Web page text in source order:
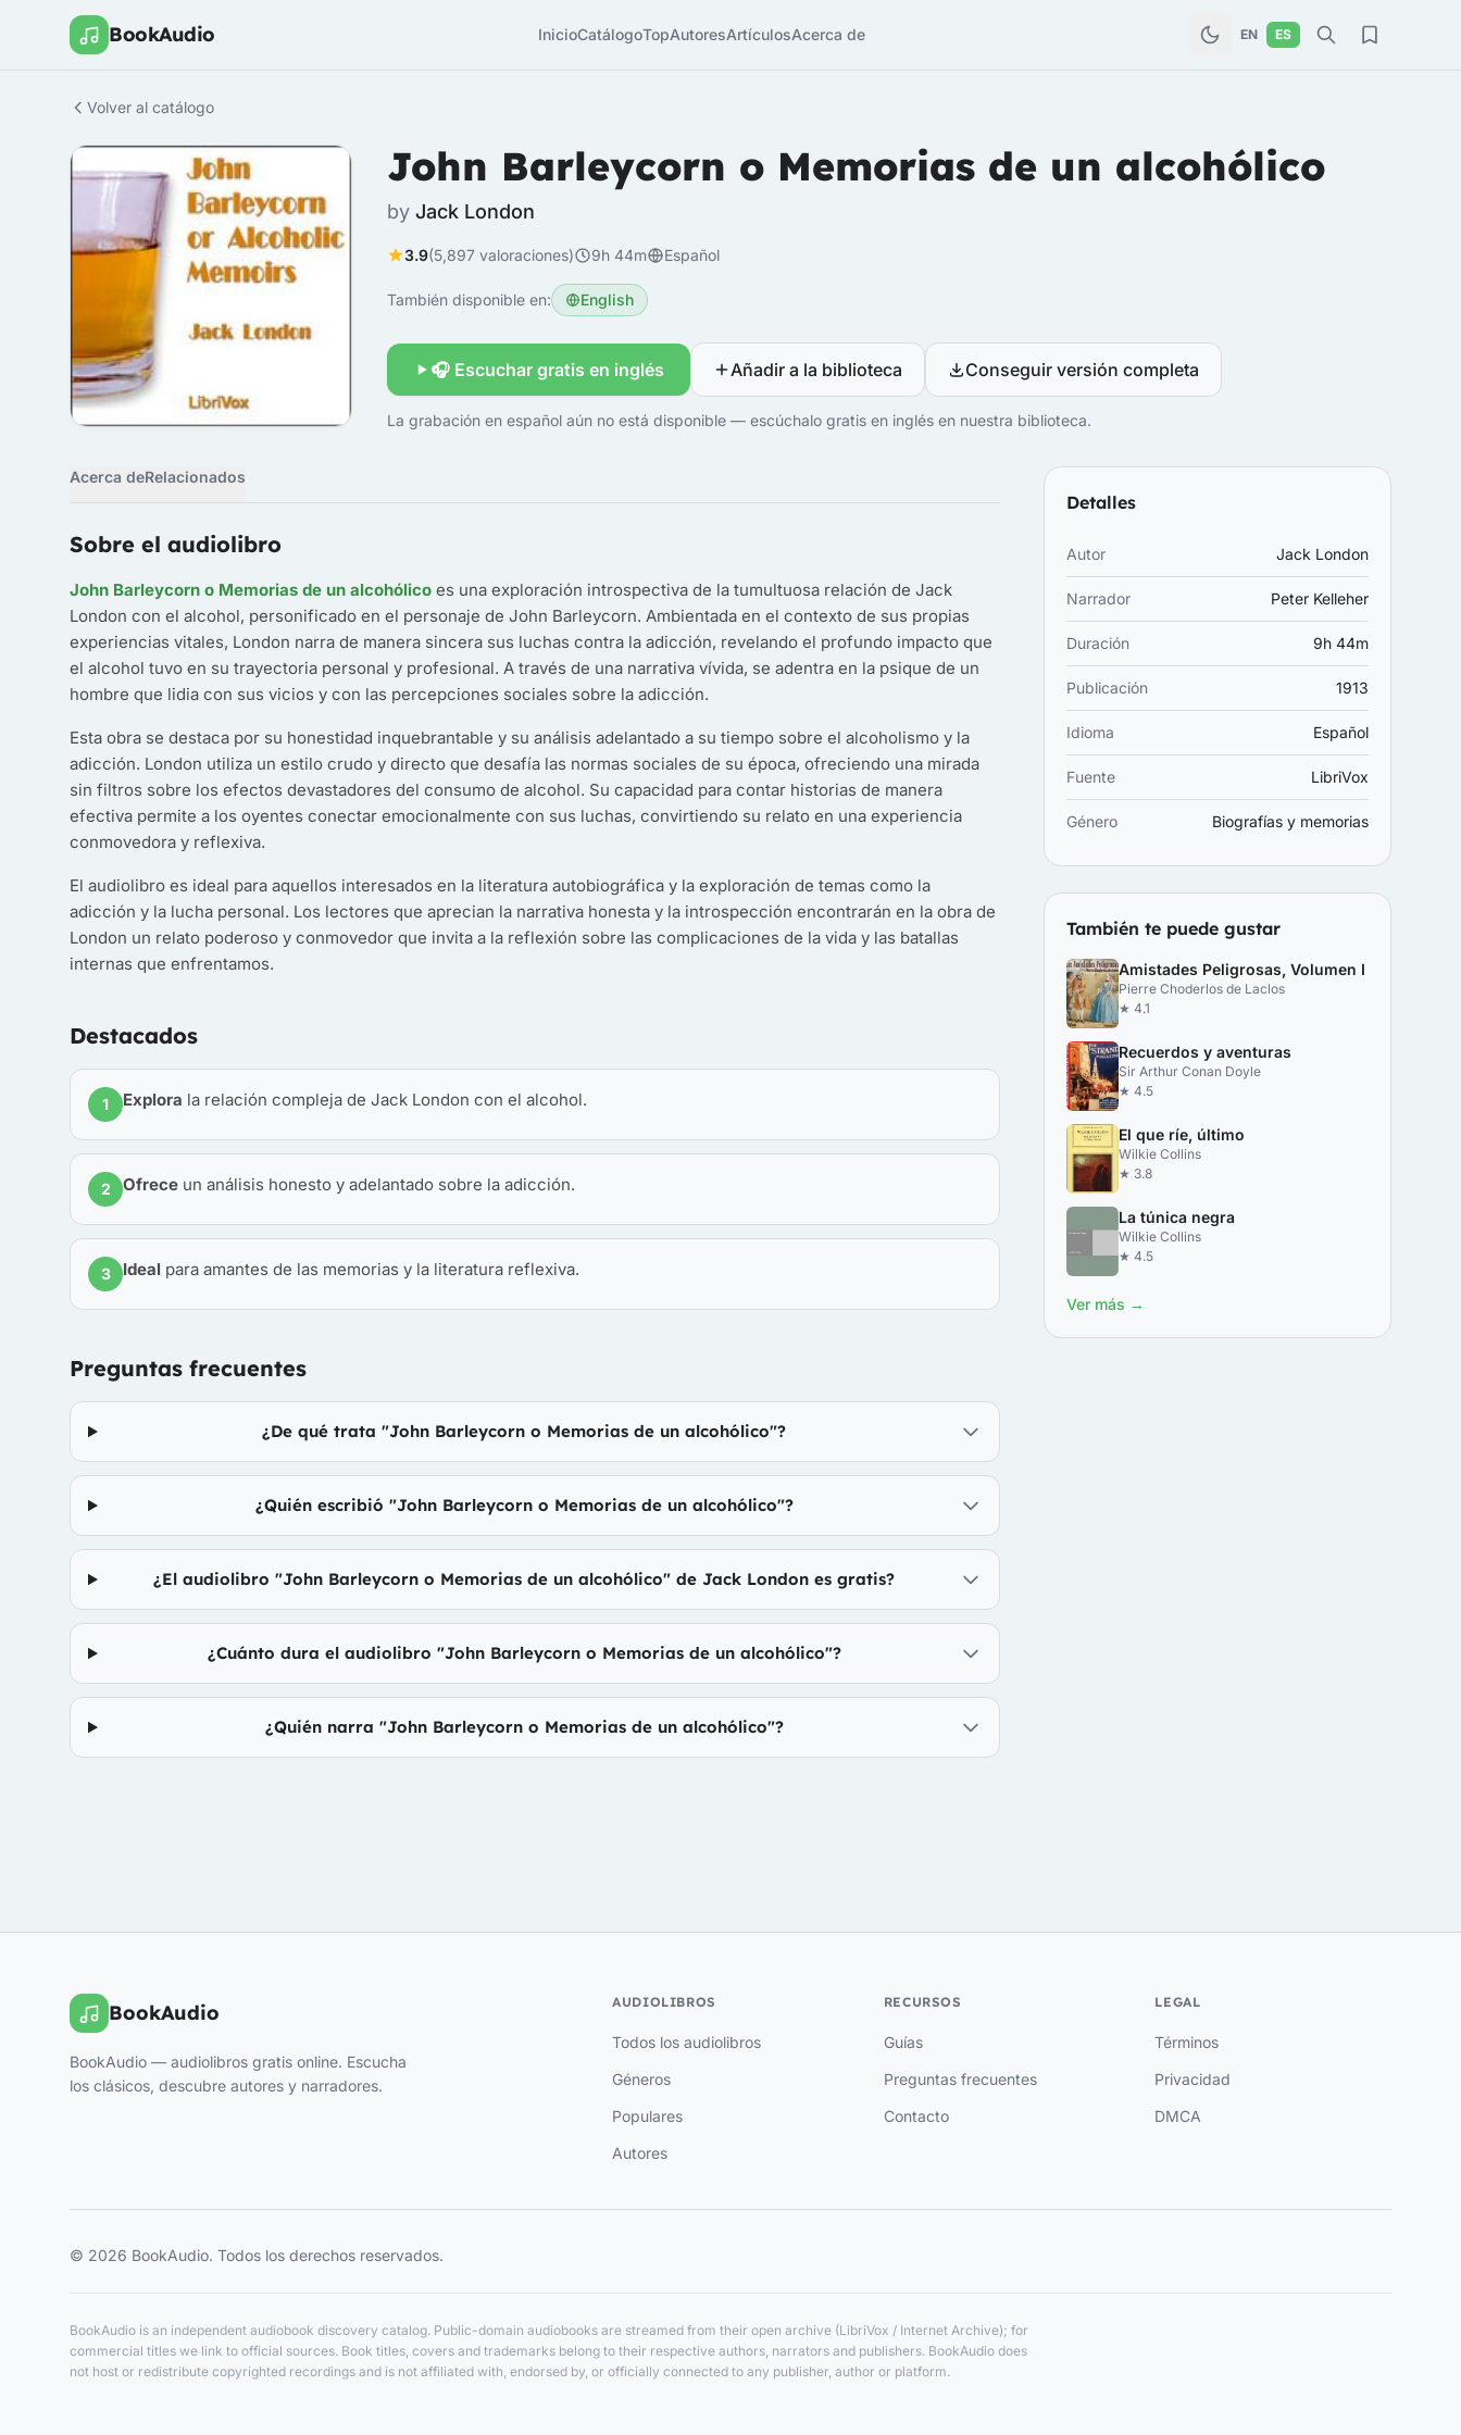
BookAudio InicioCatálogoTopAutoresArtículosAcerca de EN ES
Volver al catálogo
John Barleycorn o Memorias de un alcohólico
by Jack London
3.9(5,897 valoraciones) 9h 44m Español
También disponible en: English
🎧 Escuchar gratis en inglés Añadir a la biblioteca Conseguir versión completa
La grabación en español aún no está disponible — escúchalo gratis en inglés en nuestra biblioteca.
Acerca deRelacionados
Sobre el audiolibro
John Barleycorn o Memorias de un alcohólico es una exploración introspectiva de la tumultuosa relación de Jack
London con el alcohol, personificado en el personaje de John Barleycorn. Ambientada en el contexto de sus propias
experiencias vitales, London narra de manera sincera sus luchas contra la adicción, revelando el profundo impacto que
el alcohol tuvo en su trayectoria personal y profesional. A través de una narrativa vívida, se adentra en la psique de un
hombre que lidia con sus vicios y con las percepciones sociales sobre la adicción.
Esta obra se destaca por su honestidad inquebrantable y su análisis adelantado a su tiempo sobre el alcoholismo y la
adicción. London utiliza un estilo crudo y directo que desafía las normas sociales de su época, ofreciendo una mirada
sin filtros sobre los efectos devastadores del consumo de alcohol. Su capacidad para contar historias de manera
efectiva permite a los oyentes conectar emocionalmente con sus luchas, convirtiendo su relato en una experiencia
conmovedora y reflexiva.
El audiolibro es ideal para aquellos interesados en la literatura autobiográfica y la exploración de temas como la
adicción y la lucha personal. Los lectores que aprecian la narrativa honesta y la introspección encontrarán en la obra de
London un relato poderoso y conmovedor que invita a la reflexión sobre las complicaciones de la vida y las batallas
internas que enfrentamos.
Destacados
1 Explora la relación compleja de Jack London con el alcohol.
2 Ofrece un análisis honesto y adelantado sobre la adicción.
3 Ideal para amantes de las memorias y la literatura reflexiva.
Preguntas frecuentes
¿De qué trata "John Barleycorn o Memorias de un alcohólico"?
¿Quién escribió "John Barleycorn o Memorias de un alcohólico"?
¿El audiolibro "John Barleycorn o Memorias de un alcohólico" de Jack London es gratis?
¿Cuánto dura el audiolibro "John Barleycorn o Memorias de un alcohólico"?
¿Quién narra "John Barleycorn o Memorias de un alcohólico"?
Detalles
Autor Jack London
Narrador Peter Kelleher
Duración 9h 44m
Publicación 1913
Idioma Español
Fuente LibriVox
Género Biografías y memorias
También te puede gustar
Amistades Peligrosas, Volumen I
Pierre Choderlos de Laclos
★ 4.1
Recuerdos y aventuras
Sir Arthur Conan Doyle
★ 4.5
El que ríe, último
Wilkie Collins
★ 3.8
La túnica negra
Wilkie Collins
★ 4.5
Ver más →
BookAudio
BookAudio — audiolibros gratis online. Escucha
los clásicos, descubre autores y narradores.
AUDIOLIBROS
Todos los audiolibros
Géneros
Populares
Autores
RECURSOS
Guías
Preguntas frecuentes
Contacto
LEGAL
Términos
Privacidad
DMCA
© 2026 BookAudio. Todos los derechos reservados.
BookAudio is an independent audiobook discovery catalog. Public-domain audiobooks are streamed from their open archive (LibriVox / Internet Archive); for
commercial titles we link to official sources. Book titles, covers and trademarks belong to their respective authors, narrators and publishers. BookAudio does
not host or redistribute copyrighted recordings and is not affiliated with, endorsed by, or officially connected to any publisher, author or platform.